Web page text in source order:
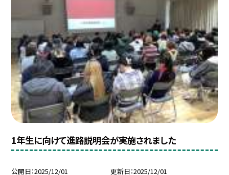
1年生に向けて進路説明会が実施されました
公開日 2025/12/01 更新日 2025/12/01